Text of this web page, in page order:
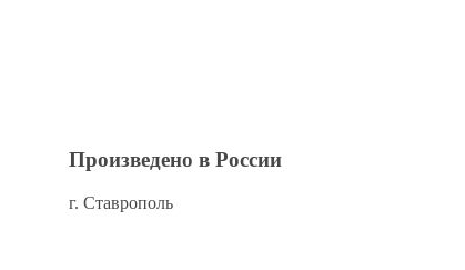
Произведено в России
г. Ставрополь